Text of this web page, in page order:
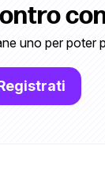
uno per poter